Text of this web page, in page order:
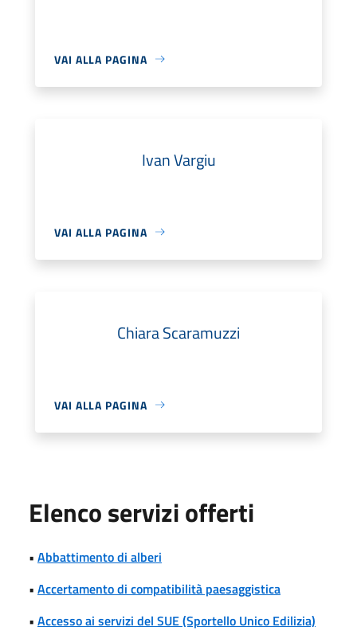
VAI ALLA PAGINA
Ivan Vargiu
VAI ALLA PAGINA
Chiara Scaramuzzi
VAI ALLA PAGINA
Elenco servizi offerti
• Abbattimento di alberi
• Accertamento di compatibilità paesaggistica
• Accesso ai servizi del SUE (Sportello Unico Edilizia)